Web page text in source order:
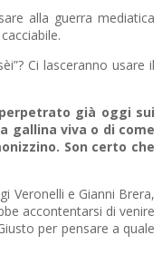
alla guerra mediatica
Ci lasceranno usare il
già oggi sui
gallina viva o di come
Son certo che
Veronelli e Gianni Brera,
accontentarsi di venire
per pensare a quale